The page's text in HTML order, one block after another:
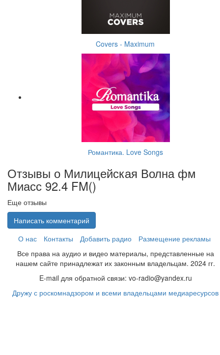
Covers - Maximum
Романтика. Love Songs
Отзывы о Милицейская Волна фм
Миасс 92.4 FM()
Еще отзывы
Написать комментарий
О нас
Контакты Добавить радио
Размещение рекламы
Все права на аудио и видео материалы, представленные на
нашем сайте принадлежат их законным владельцам. 2024 гг.
E-mail для обратной связи: vo-radio@yandex.ru
Дружу с роскомнадзором и всеми владельцами медиаресурсов